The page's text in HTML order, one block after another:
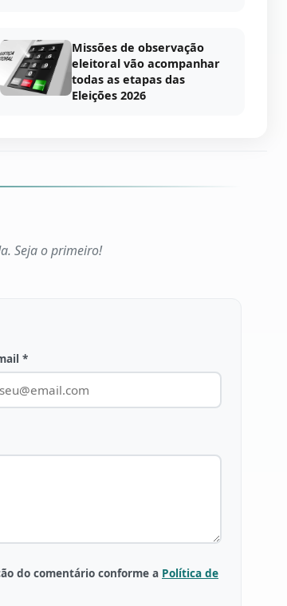
Missões de observação
eleitoral vão acompanhar
todas as etapas das
Eleições 2026
Seja o primeiro!
*
do comentário conforme a Política de